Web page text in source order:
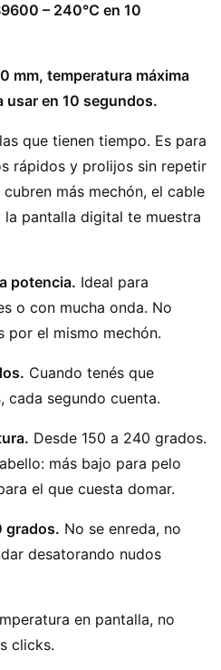
– 240°C en 10
mm, temperatura máxima
en 10 segundos.
que tienen tiempo. Es para
rápidos y prolijos sin repetir
más mechón, el cable
pantalla digital te muestra
potencia. Ideal para
o con mucha onda. No
por el mismo mechón.
Cuando tenés que
cada segundo cuenta.
Desde 150 a 240 grados.
más bajo para pelo
el que cuesta domar.
grados. No se enreda, no
desatorando nudos
en pantalla, no
clicks.